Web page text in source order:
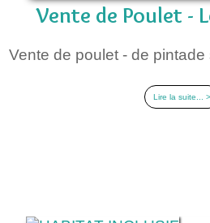
Vente de Poulet -
Vente de poulet - de pintade
Lire la suite... >